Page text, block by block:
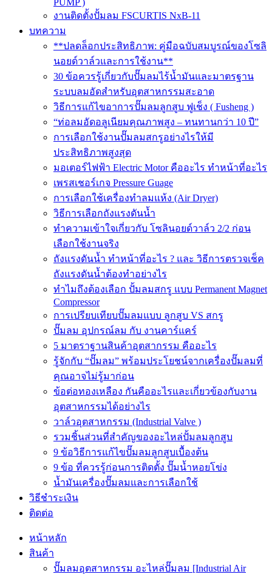
PUMP )
งานติดตั้งปั้มลม FSCURTIS NxB-11
บทความ
**ปลดล็อกประสิทธิภาพ: คู่มือฉบับสมบูรณ์ของโซลิ
นอยด์วาล์วและการใช้งาน**
30 ข้อควรรู้เกี่ยวกับปั๊มลมไร้น้ำมันและมาตรฐาน
ระบบลมอัดสำหรับอุตสาหกรรมสะอาด
วิธีการแก้ไขอาการปั๊มลมลูกสูบ ฟูเช็ง ( Fusheng )
“ท่อลมอัดอลูเนียมคุณภาพสูง – ทนทานกว่า 10 ปี”
การเลือกใช้งานปั๊มลมสกรูอย่างไรให้มี
ประสิทธิภาพสูงสุด
มอเตอร์ไฟฟ้า Electric Motor คืออะไร ทำหน้าที่อะไร
เพรสเชอร์เกจ Pressure Guage
การเลือกใช้เครื่องทำลมแห้ง (Air Dryer)
วิธีการเลือกถังแรงดันน้ำ
ทำความเข้าใจเกี่ยวกับ โซลินอยด์วาล์ว 2/2 ก่อน
เลือกใช้งานจริง
ถังแรงดันน้ำ ทำหน้าที่อะไร ? และ วิธีการตรวจเช็ค
ถังแรงดันน้ำต้องทำอย่างไร
ทำไมถึงต้องเลือก ปั้มลมสกรู แบบ Permanent Magnet
Compressor
การเปรียบเทียบปั๊มลมแบบ ลูกสูบ VS สกรู
ปั๊มลม อุปกรณ์ลม กับ งานคาร์แคร์
5 มาตราฐานสินค้าอุตสากรรม คืออะไร
รู้จักกับ “ปั๊มลม” พร้อมประโยชน์จากเครื่องปั๊มลมที่
คุณอาจไม่รู้มาก่อน
ข้อต่อทองเหลือง กันคืออะไรและเกี่ยวข้องกับงาน
อุตสาหกรรมได้อย่างไร
วาล์วอุตสาหกรรม (Industrial Valve )
รวมชิ้นส่วนที่สำคัญของอะไหล่ปั้มลมลูกสูบ
9 ข้อวิธีการแก้ไขปั๊มลมลูกสูบเบื้องต้น
9 ข้อ ที่ควรรู้ก่อนการติดตั้ง ปั๊มน้ำหอยโข่ง
น้ำมันเครื่องปั๊มลมและการเลือกใช้
วิธีชำระเงิน
ติดต่อ
หน้าหลัก
สินค้า
ปั๊มลมอุตสาหกรรม อะไหล่ปั๊มลม [Industrial Air